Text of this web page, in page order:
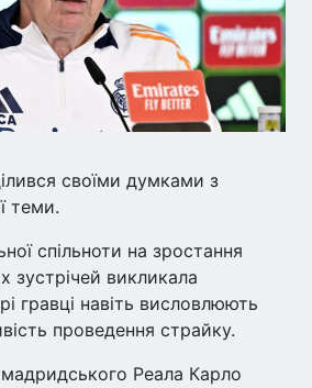
своїми думками з
теми.
спільноти на зростання
зустрічей викликала
гравці навіть висловлюють
проведення страйку.
Реала Карло